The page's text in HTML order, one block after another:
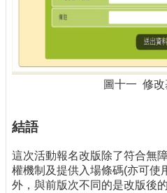
圖十一 修
結語
這次活動報名改版除了符合無
權機制及提供入場條碼(亦可使
外，與前版次不同的是改版後